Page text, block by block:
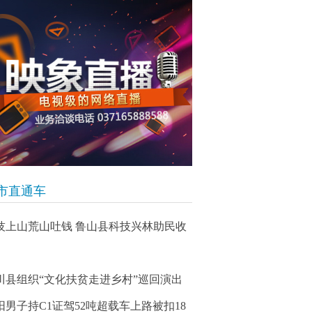
直通车
上山荒山吐钱 鲁山县科技兴林助民收
县组织“文化扶贫走进乡村”巡回演出
男子持C1证驾52吨超载车上路被扣18